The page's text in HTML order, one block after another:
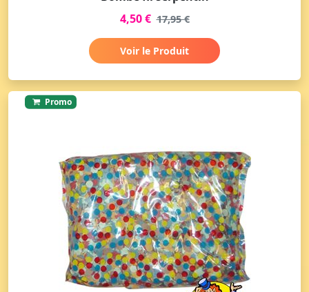
4,50 € 17,95 €
Voir le Produit
Promo